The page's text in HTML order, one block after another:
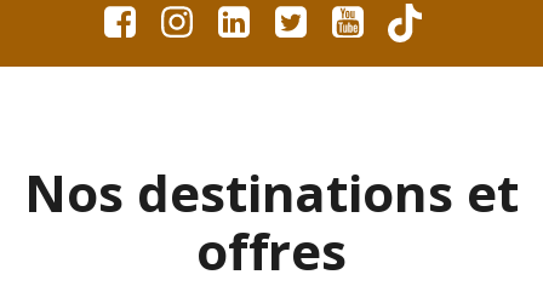
Nos destinations et
offres